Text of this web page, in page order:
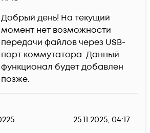
Добрый день! На текущий
момент нет возможности
передачи файлов через USB-
порт коммутатора. Данный
функционал будет добавлен
позже.
25.11.2025, 04:17